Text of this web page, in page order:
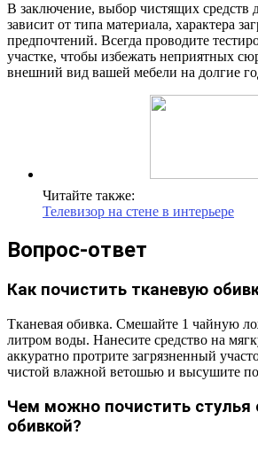
В заключение, выбор чистящих средств
зависит от типа материала, характера
предпочтений. Всегда проводите
участке, чтобы избежать неприятных
внешний вид вашей мебели на долгие
Читайте также:
Телевизор на стене в интерьере
Вопрос-ответ
Как почистить тканевую
Тканевая обивка. Смешайте 1 чайную
литром воды. Нанесите средство на
аккуратно протрите загрязненный
чистой влажной ветошью и высушите
Чем можно почистить стулья
обивкой?